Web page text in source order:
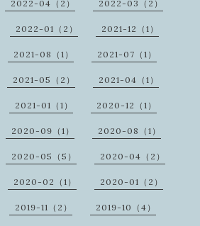
2022-04（2） 2022-03（2）
2022-01（2） 2021-12（1）
2021-08（1） 2021-07（1）
2021-05（2） 2021-04（1）
2021-01（1） 2020-12（1）
2020-09（1） 2020-08（1）
2020-05（5） 2020-04（2）
2020-02（1） 2020-01（2）
2019-11（2） 2019-10（4）